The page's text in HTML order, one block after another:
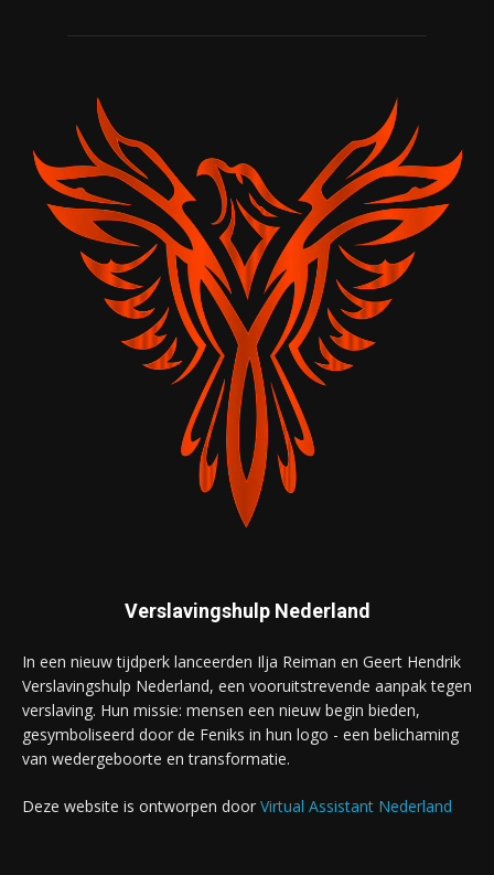
Verslavingshulp Nederland
In een nieuw tijdperk lanceerden Ilja Reiman en Geert Hendrik
Verslavingshulp Nederland, een vooruitstrevende aanpak tegen
verslaving. Hun missie: mensen een nieuw begin bieden,
gesymboliseerd door de Feniks in hun logo - een belichaming
van wedergeboorte en transformatie.
Deze website is ontworpen door Virtual Assistant Nederland